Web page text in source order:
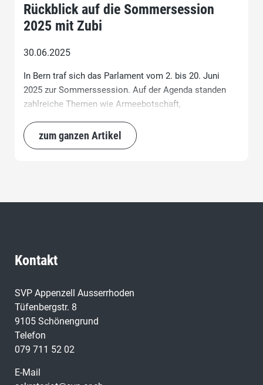
Rückblick auf die Sommersession
2025 mit Zubi
30.06.2025
In Bern traf sich das Parlament vom 2. bis 20. Juni
2025 zur Sommerssession. Auf der Agenda standen
zahlreiche Themen wie Armeebotschaft,
etc. zum ganzen Artikel
Kontakt
SVP Appenzell Ausserrhoden
Tüfenbergstr. 8
9105 Schönengrund
Telefon
079 711 52 02
E-Mail